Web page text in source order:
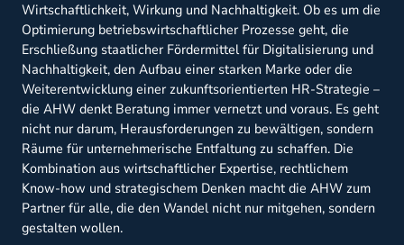
Wirtschaftlichkeit, Wirkung und Nachhaltigkeit. Ob es um die
Optimierung betriebswirtschaftlicher Prozesse geht, die
Erschließung staatlicher Fördermittel für Digitalisierung und
Nachhaltigkeit, den Aufbau einer starken Marke oder die
Weiterentwicklung einer zukunftsorientierten HR-Strategie –
die AHW denkt Beratung immer vernetzt und voraus. Es geht
nicht nur darum, Herausforderungen zu bewältigen, sondern
Räume für unternehmerische Entfaltung zu schaffen. Die
Kombination aus wirtschaftlicher Expertise, rechtlichem
Know-how und strategischem Denken macht die AHW zum
Partner für alle, die den Wandel nicht nur mitgehen, sondern
gestalten wollen.